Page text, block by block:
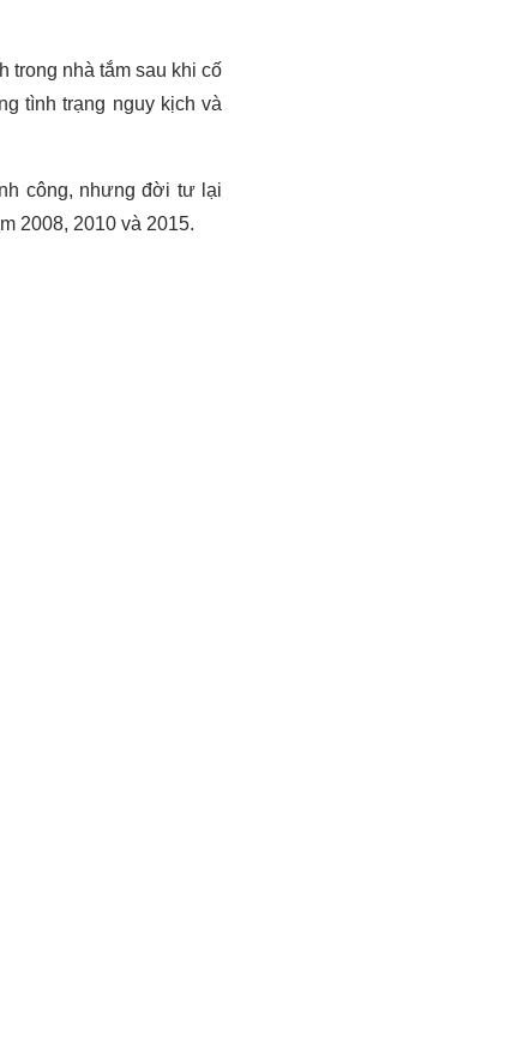
trong nhà tắm sau khi cố
tình trạng nguy kịch và
công, nhưng đời tư lại
2008, 2010 và 2015.